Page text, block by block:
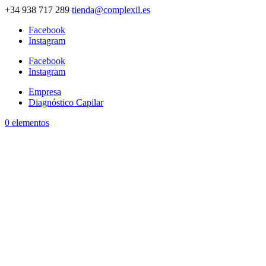
+34 938 717 289 tienda@complexil.es
Facebook
Instagram
Facebook
Instagram
Empresa
Diagnóstico Capilar
0 elementos